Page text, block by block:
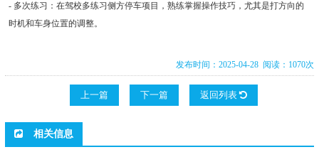
- 多次练习：在驾校多练习侧方停车项目，熟练掌握操作技巧，尤其是打方向的
时机和车身位置的调整。
发布时间：2025-04-28 阅读：1070次
上一篇 下一篇 返回列表
相关信息